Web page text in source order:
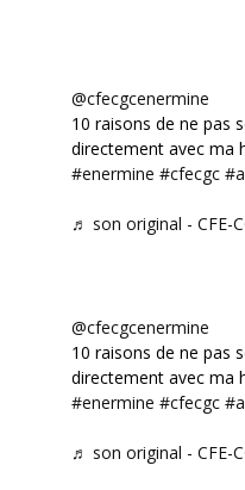
@cfecgcenermine
10 raisons de ne pas
directement avec ma
#enermine #cfecgc
♬ son original - CFE-
@cfecgcenermine
10 raisons de ne pas
directement avec ma
#enermine #cfecgc
♬ son original - CFE-